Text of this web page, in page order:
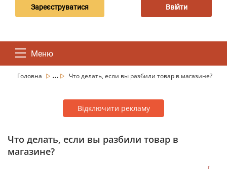
Зареєструватися Ввійти
Меню
Головна ... Что делать, если вы разбили товар в магазине?
Відключити рекламу
Что делать, если вы разбили товар в
магазине?